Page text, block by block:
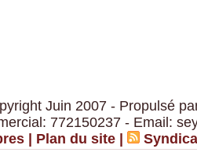
Juin 2007 - Propulsé
772150237 - Email:
Plan du site